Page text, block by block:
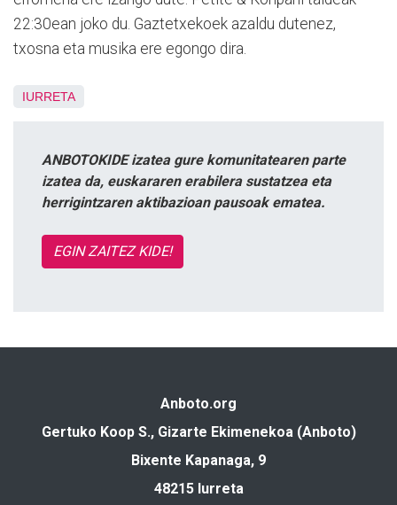
22:30ean joko du. Gaztetxekoek azaldu dutenez,
txosna eta musika ere egongo dira.
IURRETA
ANBOTOKIDE izatea gure komunitatearen parte
izatea da, euskararen erabilera sustatzea eta
herrigintzaren aktibazioan pausoak ematea.
EGIN ZAITEZ KIDE!
Anboto.org
Gertuko Koop S., Gizarte Ekimenekoa (Anboto)
Bixente Kapanaga, 9
48215 Iurreta